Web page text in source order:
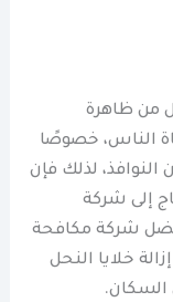
من ظاهرة
الناس، خصوصًا
النوافذ، لذلك فإن
إلى شركة
شركة مكافحة
خلايا النحل
السكان.